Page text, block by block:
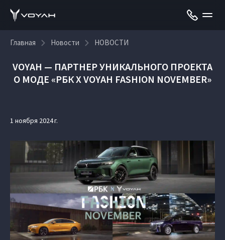
Главная Новости НОВОСТИ
VOYAH — ПАРТНЕР УНИКАЛЬНОГО ПРОЕКТА
О МОДЕ «РБК X VOYAH FASHION NOVEMBER»
1 ноября 2024 г.